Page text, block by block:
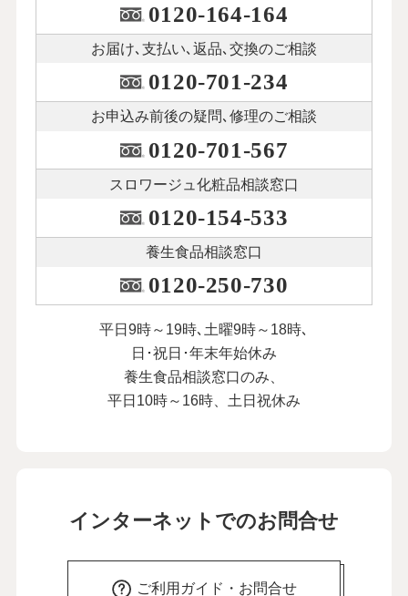
0120-164-164
お届け､支払い､ 返品､交換のご相談
0120-701-234
お申込み前後の疑問､修理のご相談
0120-701-567
スロワージュ化粧品相談窓口
0120-154-533
養生食品相談窓口
0120-250-730
平日9時～19時､土曜9時～18時､
日･祝日･年末年始休み
養生食品相談窓口のみ、
平日10時～16時、土日祝休み
インターネットでのお問合せ
ご利用ガイド・お問合せ